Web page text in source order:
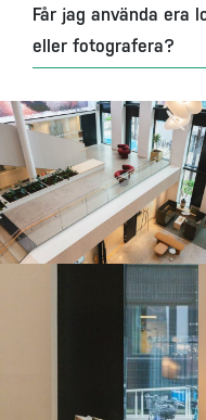
Får jag använda era
eller fotografera?